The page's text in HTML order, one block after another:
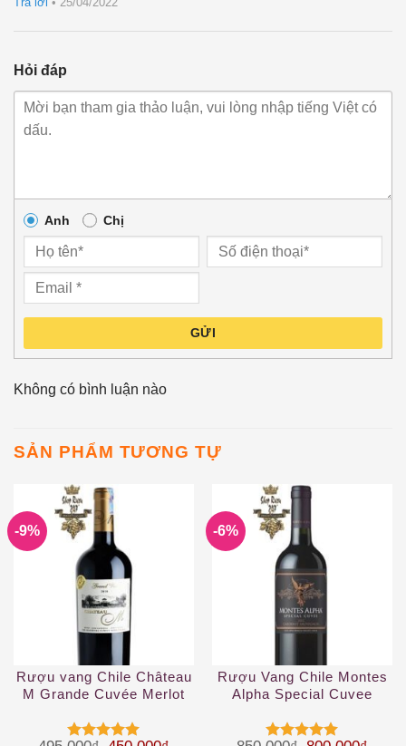
Hỏi đáp
Anh Chị
GỬI
Không có bình luận nào
SẢN PHẨM TƯƠNG TỰ
-9%
Rượu vang Chile Château
M Grande Cuvée Merlot
-6%
Rượu Vang Chile Montes
Alpha Special Cuvee